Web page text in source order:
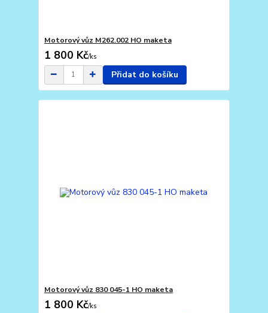
Motorový vůz M262.002 HO maketa
1 800 Kč/ks
Přidat do košíku
Motorový vůz 830 045-1 HO maketa
1 800 Kč/ks